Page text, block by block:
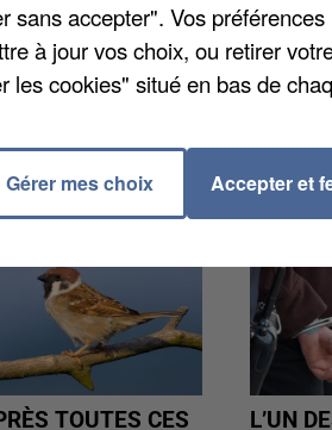
TOUTES CES
L’UN
sans accepter". Vos
à jour vos choix, ou retirer
les cookies" situé en bas de
Gérer mes choix Accepter et